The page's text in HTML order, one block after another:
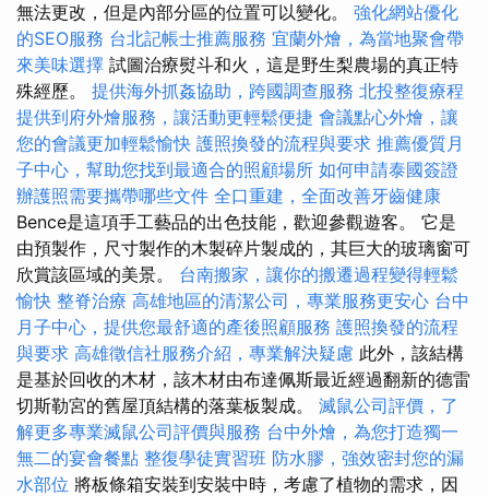
無法更改，但是內部分區的位置可以變化。 強化網站優化
的SEO服務 台北記帳士推薦服務 宜蘭外燴，為當地聚會帶
來美味選擇 試圖治療熨斗和火，這是野生梨農場的真正特
殊經歷。 提供海外抓姦協助，跨國調查服務 北投整復療程
提供到府外燴服務，讓活動更輕鬆便捷 會議點心外燴，讓
您的會議更加輕鬆愉快 護照換發的流程與要求 推薦優質月
子中心，幫助您找到最適合的照顧場所 如何申請泰國簽證
辦護照需要攜帶哪些文件 全口重建，全面改善牙齒健康
Bence是這項手工藝品的出色技能，歡迎參觀遊客。 它是
由預製作，尺寸製作的木製碎片製成的，其巨大的玻璃窗可
欣賞該區域的美景。 台南搬家，讓你的搬遷過程變得輕鬆
愉快 整脊治療 高雄地區的清潔公司，專業服務更安心 台中
月子中心，提供您最舒適的產後照顧服務 護照換發的流程
與要求 高雄徵信社服務介紹，專業解決疑慮 此外，該結構
是基於回收的木材，該木材由布達佩斯最近經過翻新的德雷
切斯勒宮的舊屋頂結構的落葉板製成。 滅鼠公司評價，了
解更多專業滅鼠公司評價與服務 台中外燴，為您打造獨一
無二的宴會餐點 整復學徒實習班 防水膠，強效密封您的漏
水部位 將板條箱安裝到安裝中時，考慮了植物的需求，因